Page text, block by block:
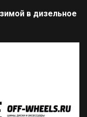
в дизельное